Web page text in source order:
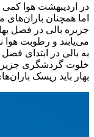
در اردیبهشت هوا
اما همچنان باران‌های
جزیره بالی در فصل
می‌یابند و رطوبت
به بالی در ابتدای
خلوت گردشگری جزیره
بهار باید ریسک